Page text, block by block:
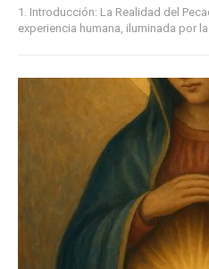
1. Introducción: La Realidad del
experiencia humana, iluminada por